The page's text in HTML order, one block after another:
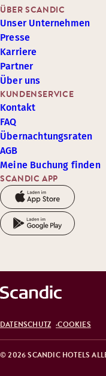
SCANDIC APP
KUNDENSERVICE
Kontakt
FAQ
Übernachtungsraten
AGB
Meine Buchung finden
ÜBER SCANDIC
Unser Unternehmen
Presse
Karriere
Partner
Über uns
© 2026 SCANDIC HOTELS
DATENSCHUTZ COOKIES